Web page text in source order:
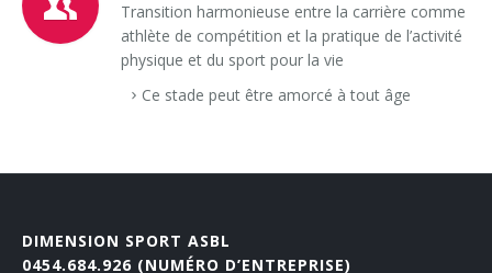
Transition harmonieuse entre la carrière comme
athlète de compétition et la pratique de l’activité
physique et du sport pour la vie
Ce stade peut être amorcé à tout âge
DIMENSION SPORT ASBL
0454.684.926 (NUMÉRO D’ENTREPRISE)